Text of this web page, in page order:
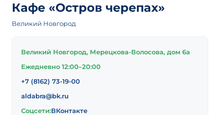
Кафе «Остров черепах»
Великий Новгород
Великий Новгород, Мерецкова-Волосова, дом 6а
Ежедневно 12:00–20:00
+7 (8162) 73-19-00
aldabra@bk.ru
Соцсети:ВКонтакте